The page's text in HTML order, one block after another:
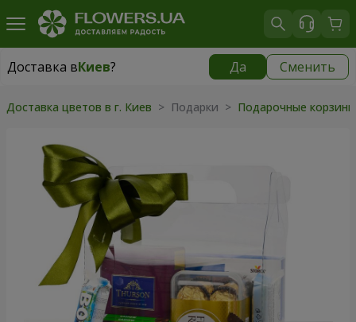
Доставка вКиев? Да Сменить
Доставка вКиев
Доставка цветов в г. Киев > Подарки > Подарочные